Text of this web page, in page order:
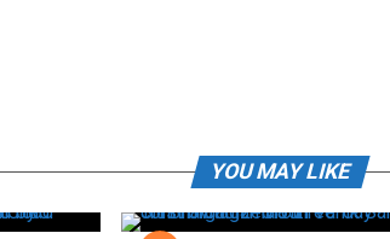
YOU MAY LIKE